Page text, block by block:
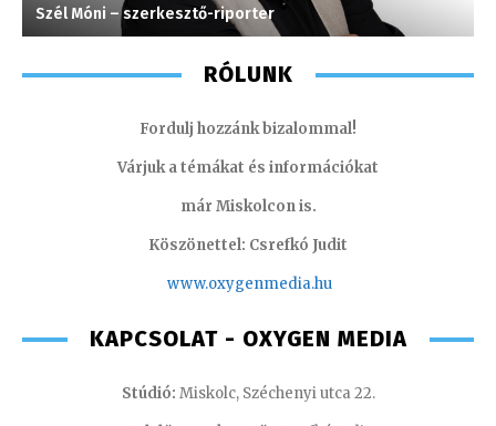
Szél Móni – szerkesztő-riporter
RÓLUNK
Fordulj hozzánk bizalommal!
Várjuk a témákat és információkat
már Miskolcon is.
Köszönettel: Csrefkó Judit
www.oxygenmedia.hu
KAPCSOLAT - OXYGEN MEDIA
Stúdió: Miskolc, Széchenyi utca 22.